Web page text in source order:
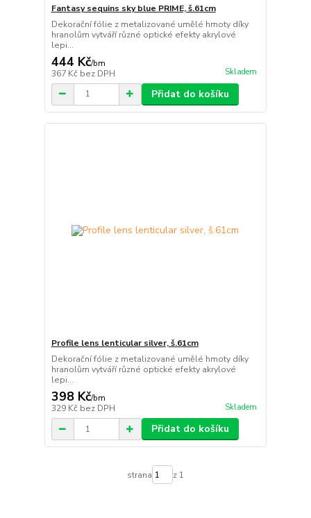
Fantasy sequins sky blue PRIME, š.61cm
Dekorační fólie z metalizované umělé hmoty díky
hranolům vytváří různé optické efekty akrylové
lepi...
444 Kč/bm
367 Kč bez DPH Skladem
Přidat do košíku
Profile lens lenticular silver, š.61cm
Dekorační fólie z metalizované umělé hmoty díky
hranolům vytváří různé optické efekty akrylové
lepi...
398 Kč/bm
329 Kč bez DPH Skladem
Přidat do košíku
strana z 1